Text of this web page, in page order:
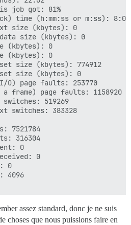
assez standard, donc je ne suis
choses que nous puissions faire en